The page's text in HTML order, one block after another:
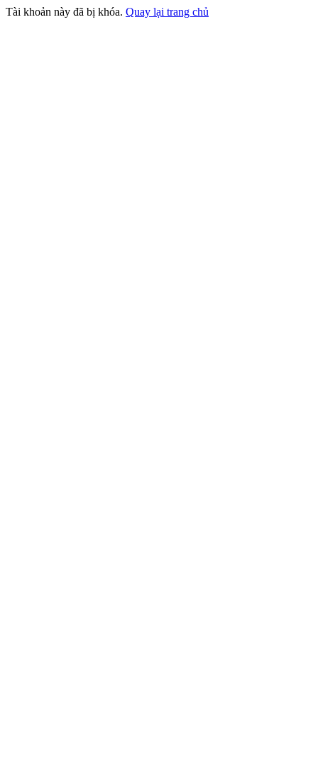
Tài khoản này đã bị khóa. Quay lại trang chủ